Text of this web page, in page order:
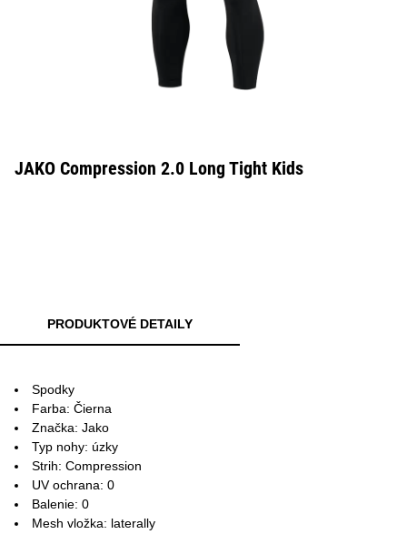
JAKO Compression 2.0 Long Tight Kids
PRODUKTOVÉ DETAILY
Spodky
Farba: Čierna
Značka: Jako
Typ nohy: úzky
Strih: Compression
UV ochrana: 0
Balenie: 0
Mesh vložka: laterally